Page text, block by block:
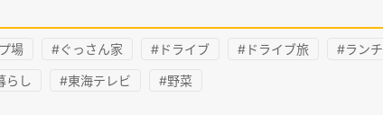
場 #ぐっさん家 #ドライブ #ドライブ旅 #ランチ
らし #東海テレビ #野菜